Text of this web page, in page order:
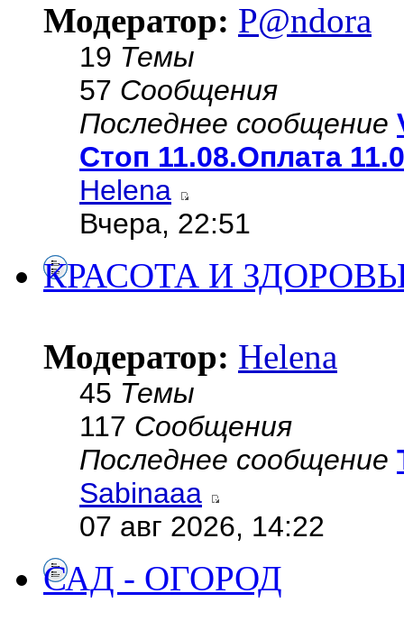
Модератор: P@ndora
19 Темы
57 Сообщения
Последнее сообщение
Стоп 11.08.Оплата
Helena
Вчера, 22:51
КРАСОТА И
Модератор: Helena
45 Темы
117 Сообщения
Последнее сообщение
Sabinaaa
07 авг 2026, 14:22
САД - ОГОРОД